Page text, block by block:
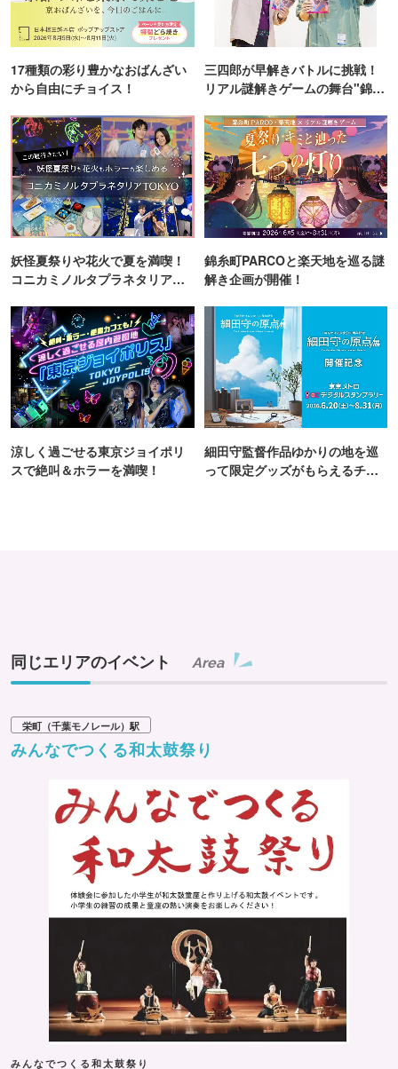
17種類の彩り豊かなおばんざい
から自由にチョイス！
三四郎が早解きバトルに挑戦！
リアル謎解きゲームの舞台"錦糸
妖怪夏祭りや花火で夏を満喫！
コニカミノルタプラネタリア
錦糸町PARCOと楽天地を巡る謎
解き企画が開催！
涼しく過ごせる東京ジョイポリ
スで絶叫＆ホラーを満喫！
細田守監督作品ゆかりの地を巡
って限定グッズがもらえるチャ
同じエリアのイベント Area
栄町（千葉モノレール）駅
みんなでつくる和太鼓祭り
みんなでつくる和太鼓祭り